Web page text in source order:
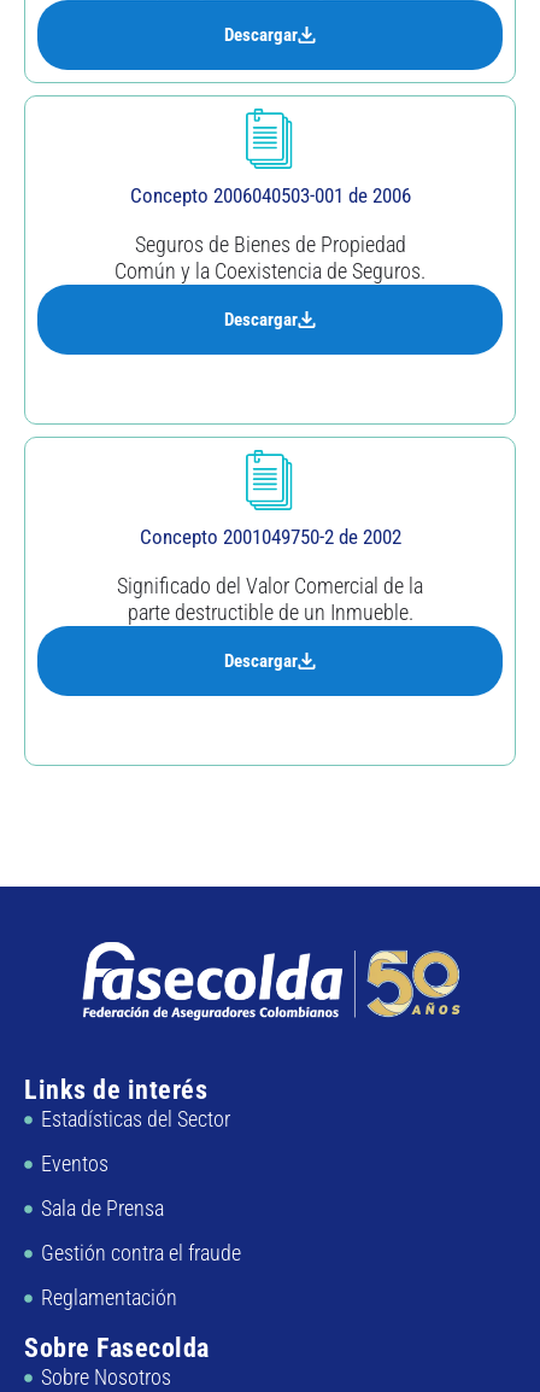
Descargar
Concepto 2006040503-001 de 2006
Seguros de Bienes de Propiedad
Común y la Coexistencia de Seguros.
Descargar
Concepto 2001049750-2 de 2002
Significado del Valor Comercial de la
parte destructible de un Inmueble.
Descargar
Links de interés
Estadísticas del Sector
Eventos
Sala de Prensa
Gestión contra el fraude
Reglamentación
Sobre Fasecolda
Sobre Nosotros